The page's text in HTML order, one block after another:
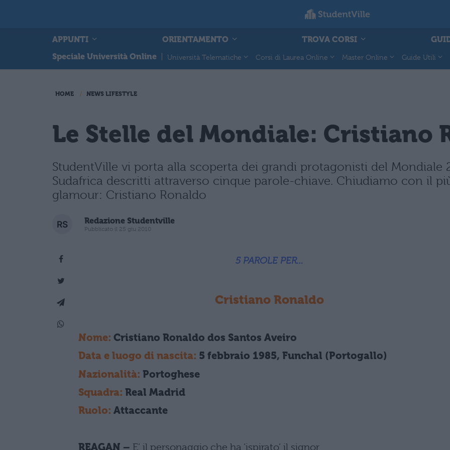
APPUNTI ORIENTAMENTO TROVA CORSI
Speciale Università Online
Università Telematiche Corsi di Laurea Online Master Online Guide Utili
HOME NEWS LIFESTYLE
Le Stelle del Mondiale: Cristiano
StudentVille vi porta alla scoperta dei grandi protagonisti del Mondiale
Sudafrica descritti attraverso cinque parole-chiave. Chiudiamo con il
glamour: Cristiano Ronaldo
Redazione Studentville
Pubblicato il 25 giu 2010
5 PAROLE PER…
Cristiano Ronaldo
Nome: Cristiano Ronaldo dos Santos Aveiro
Data e luogo di nascita: 5 febbraio 1985, Funchal (Portogallo)
Nazionalità: Portoghese
Squadra: Real Madrid
Ruolo: Attaccante
REAGAN – E’ il personaggio che ha ‘ispirato’ il signor